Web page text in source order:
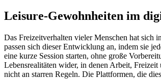
Leisure-Gewohnheiten im
Das Freizeitverhalten vieler Menschen hat sich
passen sich dieser Entwicklung an, indem sie
eine kurze Session starten, ohne große
Lebensrealitäten wider, in denen Arbeit,
nicht an starren Regeln. Die Plattformen, die